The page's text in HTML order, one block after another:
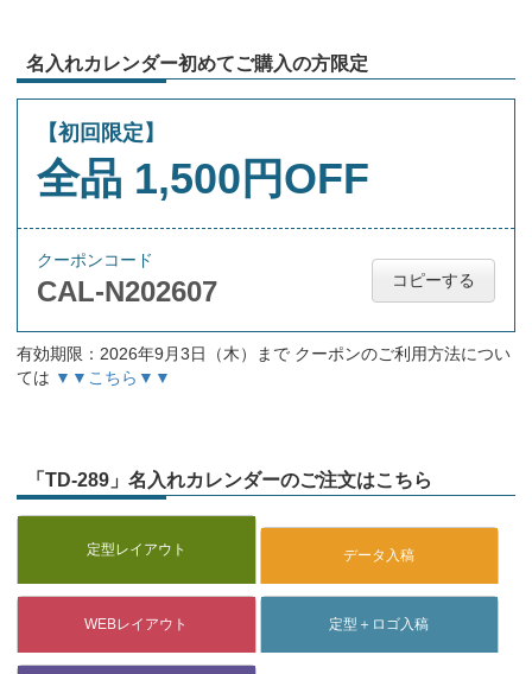
名入れカレンダー初めてご購入の方限定
【初回限定】
全品 1,500円OFF
クーポンコード
CAL-N202607 コピーする
有効期限：2026年9月3日（木）まで クーポンのご利用方法につい
ては ▼▼こちら▼▼
「TD-289」名入れカレンダーのご注文はこちら